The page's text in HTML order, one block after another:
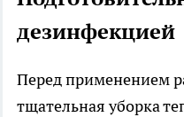
дезинфекцией
Перед применением
тщательная уборка